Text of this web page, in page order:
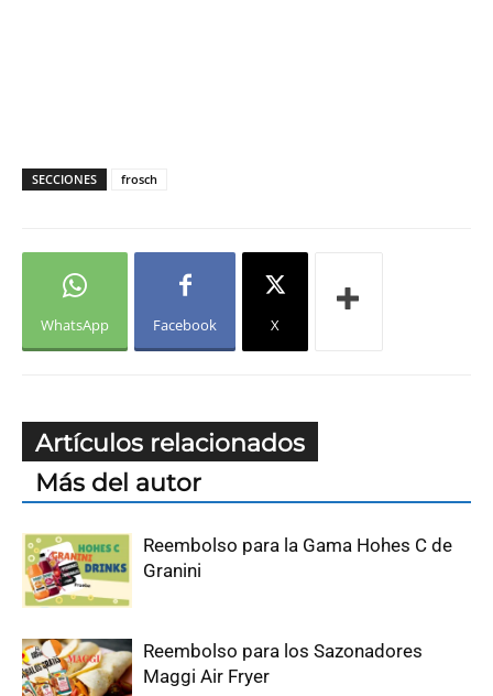
SECCIONES frosch
WhatsApp Facebook X
Artículos relacionados
Más del autor
Reembolso para la Gama Hohes C de
Granini
Reembolso para los Sazonadores
Maggi Air Fryer